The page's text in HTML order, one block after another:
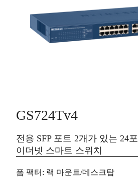
GS724Tv4
전용 SFP 포트 2개가 있는 24
이더넷 스마트 스위치
폼 팩터 : 랙 마운트/데스크탑